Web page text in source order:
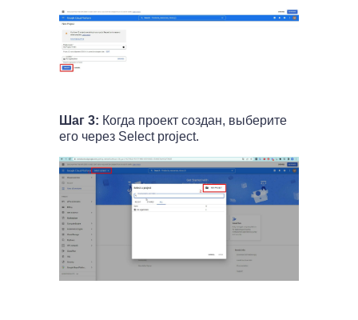
Шаг 3: Когда проект создан, выберите
его через Select project.